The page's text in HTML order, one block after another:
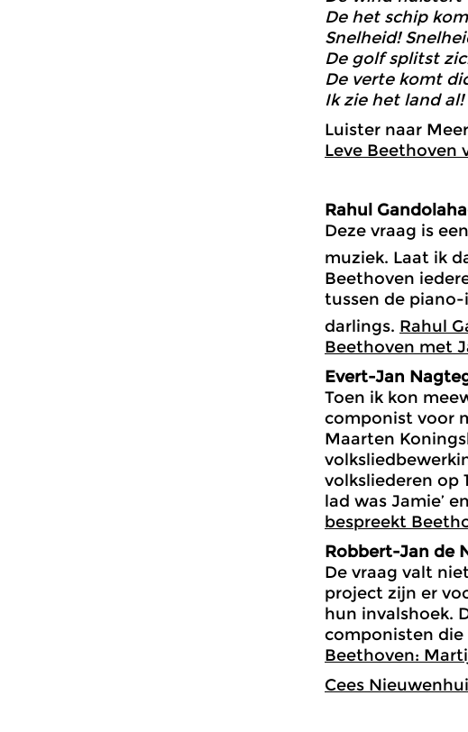
De het schip
Snelheid!
De golf splitst
De verte komt
Ik zie het land al!
Luister naar
Leve Beethoven
Rahul
Deze vraag is
muziek. Laat ik
Beethoven
tussen de
darlings. Rahul
Beethoven met
Evert-Jan
Toen ik kon
componist voor
Maarten
volksliederen op
lad was Jamie’
bespreekt
Robbert-Jan de
De vraag valt
project zijn er
hun invalshoek.
componisten die
Beethoven:
Cees